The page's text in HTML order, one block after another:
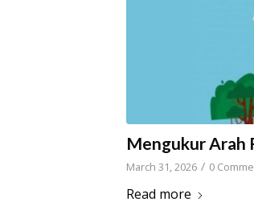
Mengukur Arah
March 31, 2026 / 0
Read more